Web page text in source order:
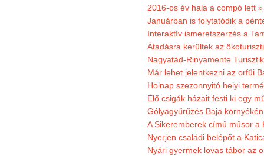
2016-os év hala a compó lett »
Januárban is folytatódik a
Interaktív ismeretszerzés a
Átadásra kerültek az
Nagyatád-Rinyamente
Már lehet jelentkezni az orfűi
Holnap szezonnyitó helyi
Élő csigák házait festi ki egy
Gólyagyűrűzés Baja
A Sikeremberek című műsor a
Nyerjen családi belépőt a
Nyári gyermek lovas tábor az